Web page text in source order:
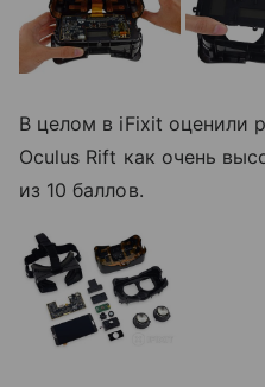
В целом в iFixit оценили
Oculus Rift как очень
из 10 баллов.